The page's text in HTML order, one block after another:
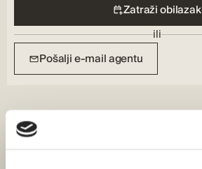
Zatraži obilazak
ili
Pošalji e-mail agentu